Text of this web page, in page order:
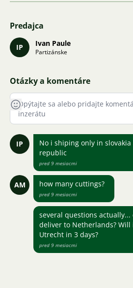
Predajca
IP Ivan Paule
Partizánske
Otázky a komentáre
IP
No i shiping only in slovakia
republic
pred 9 mesiacmi
AM how many cuttings?
pred 9 mesiacmi
several questions actually...
deliver to Netherlands? Will
Utrecht in 3 days?
pred 9 mesiacmi